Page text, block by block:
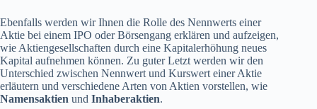
Ebenfalls werden wir Ihnen die Rolle des Nennwerts einer
Aktie bei einem IPO oder Börsengang erklären und aufzeigen,
wie Aktiengesellschaften durch eine Kapitalerhöhung neues
Kapital aufnehmen können. Zu guter Letzt werden wir den
Unterschied zwischen Nennwert und Kurswert einer Aktie
erläutern und verschiedene Arten von Aktien vorstellen, wie
Namensaktien und Inhaberaktien.